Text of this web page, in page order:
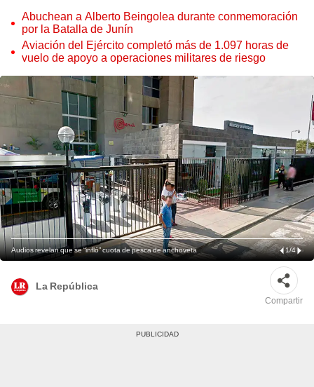
Abuchean a Alberto Beingolea durante conmemoración
por la Batalla de Junín
Aviación del Ejército completó más de 1.097 horas de
vuelo de apoyo a operaciones militares de riesgo
Audios revelan que se “infló” cuota de pesca de anchoveta 1/4
La República
Compartir